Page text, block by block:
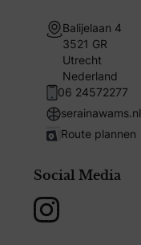
Balijelaan 4
3521 GR
Utrecht
Nederland
06 24572277
serainawams.nl
Route plannen
Social Media
Instagram